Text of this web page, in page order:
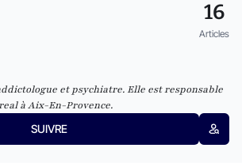
16
Articles
et psychiatre. Elle est responsable
à Aix-En-Provence.
SUIVRE